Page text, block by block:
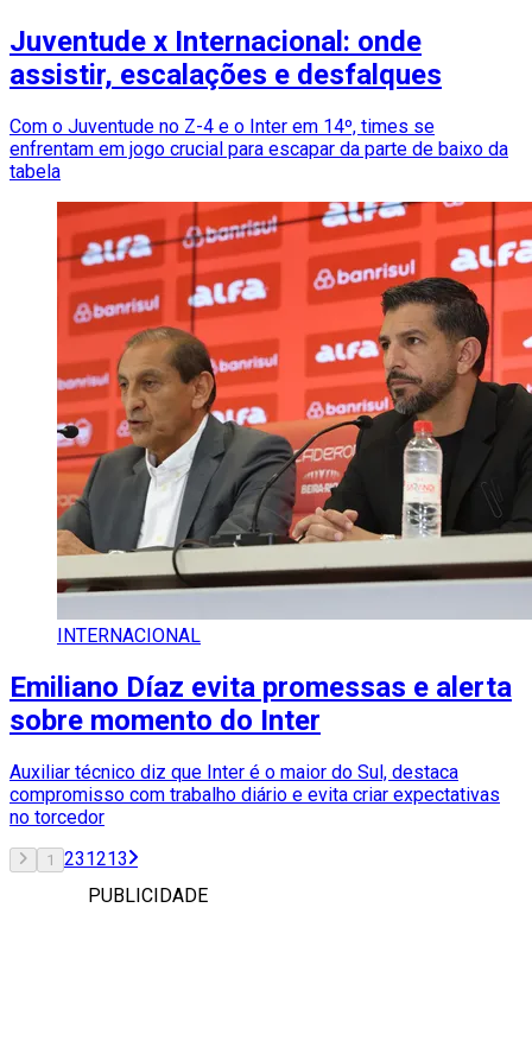
Juventude x Internacional: onde
assistir, escalações e desfalques
Com o Juventude no Z-4 e o Inter em 14º, times se
enfrentam em jogo crucial para escapar da parte de baixo da
tabela
INTERNACIONAL
Emiliano Díaz evita promessas e alerta
sobre momento do Inter
Auxiliar técnico diz que Inter é o maior do Sul, destaca
compromisso com trabalho diário e evita criar expectativas
no torcedor
1 231213
PUBLICIDADE